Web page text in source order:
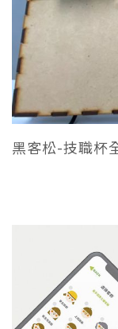
黑客松-技職杯